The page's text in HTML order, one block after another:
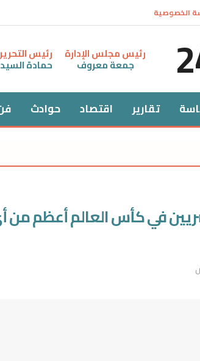
الخصوصية
رئيس مجلس الإدارة
جمعة معروف
رئيس التحرير
حمادة السيد
تقارير اقتصاد حوادث
في كأس العالم أعظم من